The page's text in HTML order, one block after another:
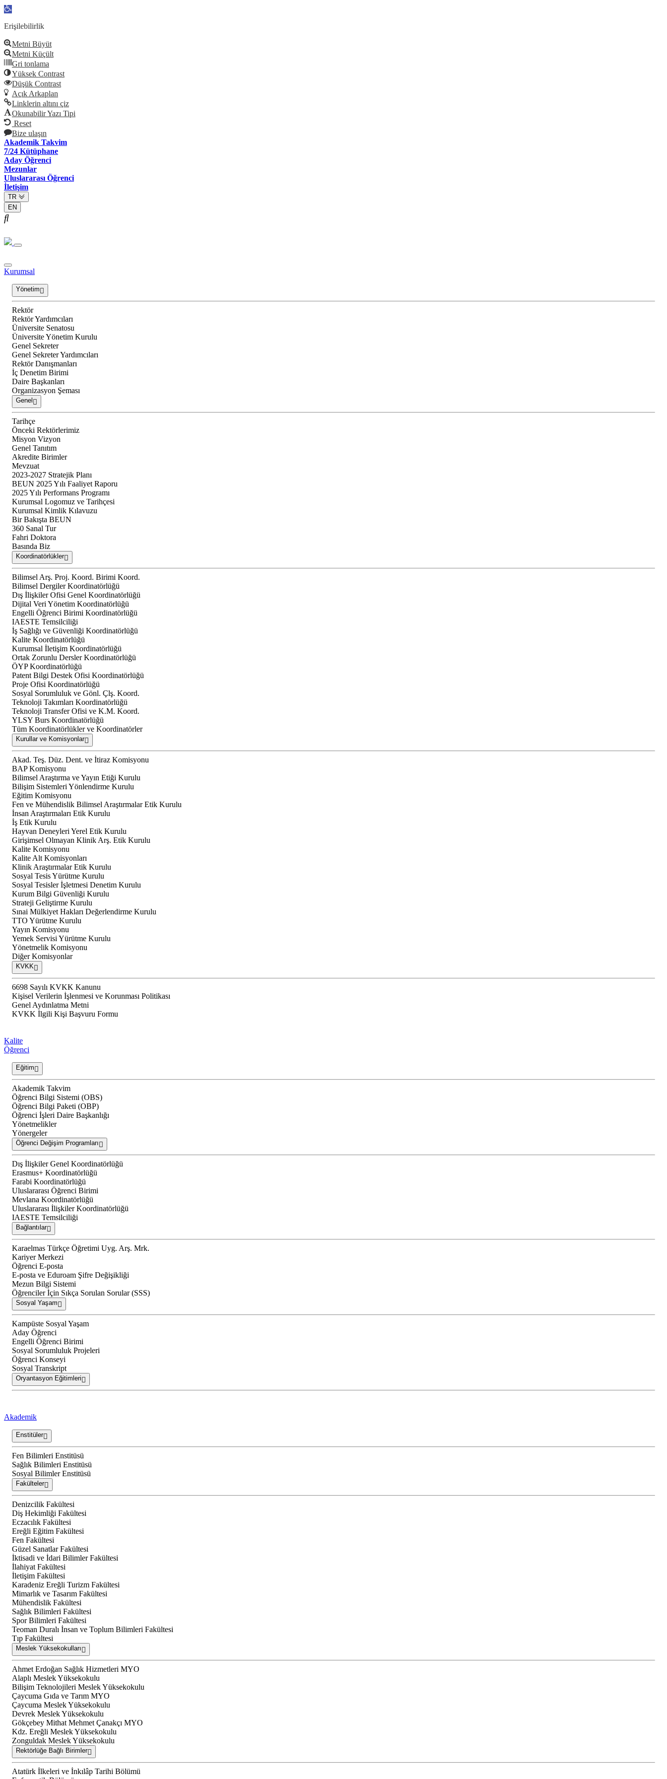
Open
Erişilebilirlik
Metni Büyüt
Metni Küçült
Gri tonlama
Yüksek Contrast
Düşük Contrast
Açık Arkaplan
Linklerin altını çiz
Okunabilir Yazı Tipi
Reset
Bize ulaşın
Akademik Takvim
7/24 Kütüphane
Aday Öğrenci
Mezunlar
Uluslararası Öğrenci
İletişim
TR
EN
Kurumsal
Yönetim
Rektör
Rektör Yardımcıları
Üniversite Senatosu
Üniversite Yönetim Kurulu
Genel Sekreter
Genel Sekreter Yardımcıları
Rektör Danışmanları
İç Denetim Birimi
Daire Başkanları
Organizasyon Şeması
Genel
Tarihçe
Önceki Rektörlerimiz
Misyon Vizyon
Genel Tanıtım
Akredite Birimler
Mevzuat
2023-2027 Stratejik Planı
BEUN 2025 Yılı Faaliyet Raporu
2025 Yılı Performans Programı
Kurumsal Logomuz ve Tarihçesi
Kurumsal Kimlik Kılavuzu
Bir Bakışta BEUN
360 Sanal Tur
Fahri Doktora
Basında Biz
Koordinatörlükler
Bilimsel Arş. Proj. Koord. Birimi Koord.
Bilimsel Dergiler Koordinatörlüğü
Dış İlişkiler Ofisi Genel Koordinatörlüğü
Dijital Veri Yönetim Koordinatörlüğü
Engelli Öğrenci Birimi Koordinatörlüğü
IAESTE Temsilciliği
İş Sağlığı ve Güvenliği Koordinatörlüğü
Kalite Koordinatörlüğü
Kurumsal İletişim Koordinatörlüğü
Ortak Zorunlu Dersler Koordinatörlüğü
ÖYP Koordinatörlüğü
Patent Bilgi Destek Ofisi Koordinatörlüğü
Proje Ofisi Koordinatörlüğü
Sosyal Sorumluluk ve Gönl. Çlş. Koord.
Teknoloji Takımları Koordinatörlüğü
Teknoloji Transfer Ofisi ve K.M. Koord.
YLSY Burs Koordinatörlüğü
Tüm Koordinatörlükler ve Koordinatörler
Kurullar ve Komisyonlar
Akad. Teş. Düz. Dent. ve İtiraz Komisyonu
BAP Komisyonu
Bilimsel Araştırma ve Yayın Etiği Kurulu
Bilişim Sistemleri Yönlendirme Kurulu
Eğitim Komisyonu
Fen ve Mühendislik Bilimsel Araştırmalar Etik Kurulu
İnsan Araştırmaları Etik Kurulu
İş Etik Kurulu
Hayvan Deneyleri Yerel Etik Kurulu
Girişimsel Olmayan Klinik Arş. Etik Kurulu
Kalite Komisyonu
Kalite Alt Komisyonları
Klinik Araştırmalar Etik Kurulu
Sosyal Tesis Yürütme Kurulu
Sosyal Tesisler İşletmesi Denetim Kurulu
Kurum Bilgi Güvenliği Kurulu
Strateji Geliştirme Kurulu
Sınai Mülkiyet Hakları Değerlendirme Kurulu
TTO Yürütme Kurulu
Yayın Komisyonu
Yemek Servisi Yürütme Kurulu
Yönetmelik Komisyonu
Diğer Komisyonlar
KVKK
6698 Sayılı KVKK Kanunu
Kişisel Verilerin İşlenmesi ve Korunması Politikası
Genel Aydınlatma Metni
KVKK İlgili Kişi Başvuru Formu
Kalite
Öğrenci
Eğitim
Akademik Takvim
Öğrenci Bilgi Sistemi (OBS)
Öğrenci Bilgi Paketi (OBP)
Öğrenci İşleri Daire Başkanlığı
Yönetmelikler
Yönergeler
Öğrenci Değişim Programları
Dış İlişkiler Genel Koordinatörlüğü
Erasmus+ Koordinatörlüğü
Farabi Koordinatörlüğü
Uluslararası Öğrenci Birimi
Mevlana Koordinatörlüğü
Uluslararası İlişkiler Koordinatörlüğü
IAESTE Temsilciliği
Bağlantılar
Karaelmas Türkçe Öğretimi Uyg. Arş. Mrk.
Kariyer Merkezi
Öğrenci E-posta
E-posta ve Eduroam Şifre Değişikliği
Mezun Bilgi Sistemi
Öğrenciler İçin Sıkça Sorulan Sorular (SSS)
Sosyal Yaşam
Kampüste Sosyal Yaşam
Aday Öğrenci
Engelli Öğrenci Birimi
Sosyal Sorumluluk Projeleri
Öğrenci Konseyi
Sosyal Transkript
Oryantasyon Eğitimleri
Akademik
Enstitüler
Fen Bilimleri Enstitüsü
Sağlık Bilimleri Enstitüsü
Sosyal Bilimler Enstitüsü
Fakülteler
Denizcilik Fakültesi
Diş Hekimliği Fakültesi
Eczacılık Fakültesi
Ereğli Eğitim Fakültesi
Fen Fakültesi
Güzel Sanatlar Fakültesi
İktisadi ve İdari Bilimler Fakültesi
İlahiyat Fakültesi
İletişim Fakültesi
Karadeniz Ereğli Turizm Fakültesi
Mimarlık ve Tasarım Fakültesi
Mühendislik Fakültesi
Sağlık Bilimleri Fakültesi
Spor Bilimleri Fakültesi
Teoman Duralı İnsan ve Toplum Bilimleri Fakültesi
Tıp Fakültesi
Meslek Yüksekokulları
Ahmet Erdoğan Sağlık Hizmetleri MYO
Alaplı Meslek Yüksekokulu
Bilişim Teknolojileri Meslek Yüksekokulu
Çaycuma Gıda ve Tarım MYO
Çaycuma Meslek Yüksekokulu
Devrek Meslek Yüksekokulu
Gökçebey Mithat Mehmet Çanakçı MYO
Kdz. Ereğli Meslek Yüksekokulu
Zonguldak Meslek Yüksekokulu
Rektörlüğe Bağlı Birimler
Atatürk İlkeleri ve İnkılâp Tarihi Bölümü